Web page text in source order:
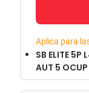
Aplica para
SB ELITE 5P
AUT 5 OCUP